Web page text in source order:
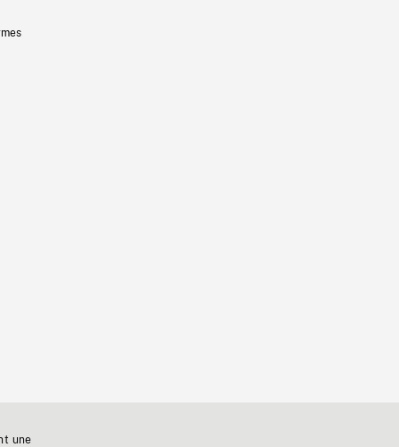
une